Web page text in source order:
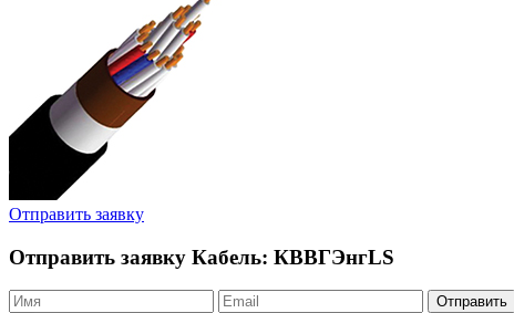
Отправить заявку
Отправить заявку Кабель: КВВГЭнгLS
Отправить